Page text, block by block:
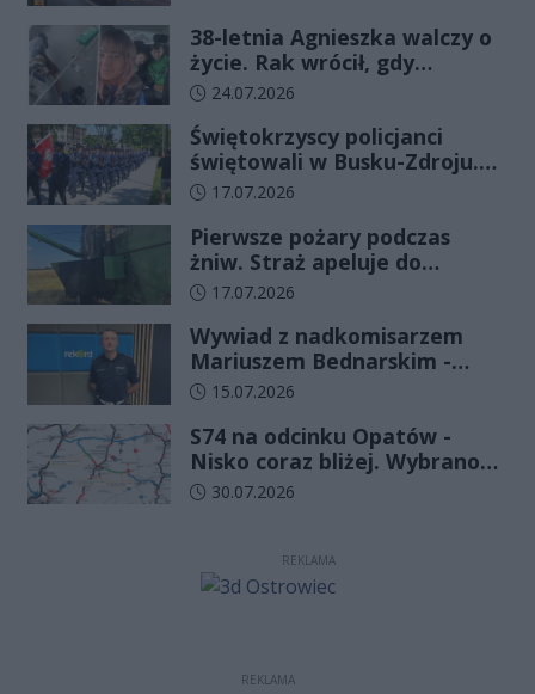
38-letnia Agnieszka walczy o
życie. Rak wrócił, gdy
wydawało się, że najgorsze
Data dodania artykułu:
24.07.2026
Świętokrzyscy policjanci
świętowali w Busku-Zdroju.
Czterdziestu nowych
ślubowanie
Data dodania artykułu:
17.07.2026
Pierwsze pożary podczas
żniw. Straż apeluje do
rolników o ostrożność
Data dodania artykułu:
17.07.2026
Wywiad z nadkomisarzem
Mariuszem Bednarskim -
Wydział Ruchu Drogowego
w Kielcach
Data dodania artykułu:
15.07.2026
S74 na odcinku Opatów -
Nisko coraz bliżej. Wybrano
wykonawcę kolejnego
Data dodania artykułu:
30.07.2026
REKLAMA
REKLAMA